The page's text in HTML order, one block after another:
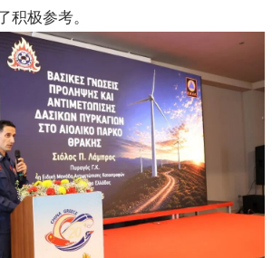
积极参考。